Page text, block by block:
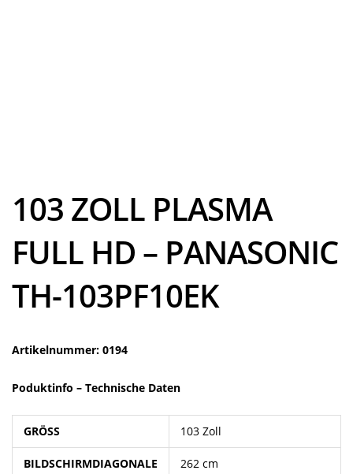
103 ZOLL PLASMA
FULL HD – PANASONIC
TH-103PF10EK
Artikelnummer: 0194
Poduktinfo – Technische Daten
GRÖSS 103 Zoll
BILDSCHIRMDIAGONALE 262 cm